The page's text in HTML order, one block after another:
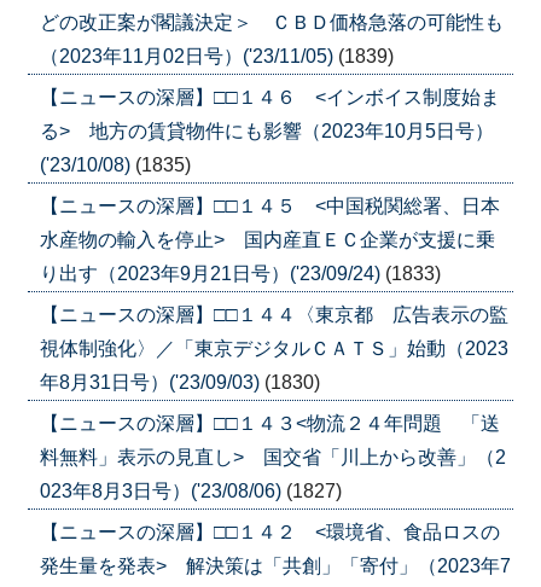
どの改正案が閣議決定＞ ＣＢＤ価格急落の可能性も
（2023年11月02日号）('23/11/05) (1839)
【ニュースの深層】□□１４６ <インボイス制度始ま
る> 地方の賃貸物件にも影響（2023年10月5日号）
('23/10/08) (1835)
【ニュースの深層】□□１４５ <中国税関総署、日本
水産物の輸入を停止> 国内産直ＥＣ企業が支援に乗
り出す（2023年9月21日号）('23/09/24) (1833)
【ニュースの深層】□□１４４〈東京都 広告表示の監
視体制強化〉／「東京デジタルＣＡＴＳ」始動（2023
年8月31日号）('23/09/03) (1830)
【ニュースの深層】□□１４３<物流２４年問題 「送
料無料」表示の見直し> 国交省「川上から改善」（2
023年8月3日号）('23/08/06) (1827)
【ニュースの深層】□□１４２ <環境省、食品ロスの
発生量を発表> 解決策は「共創」「寄付」（2023年7